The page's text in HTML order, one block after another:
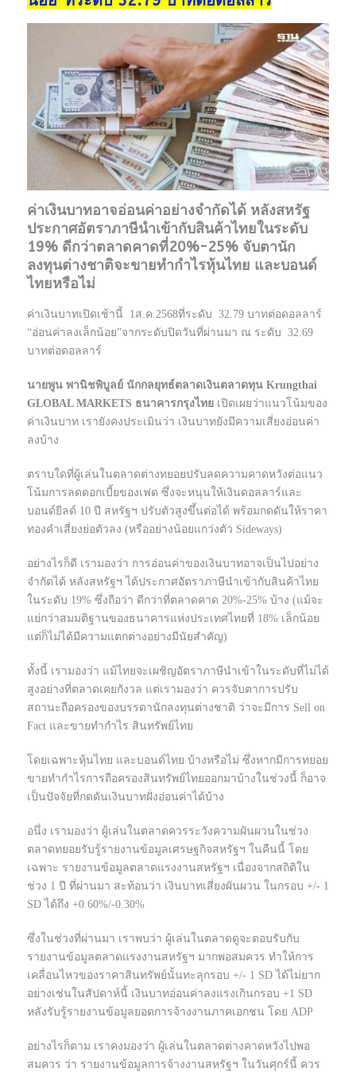
ค่าเงินบาทอาจอ่อนค่าอย่างจำกัดได้ หลังสหรัฐ
ประกาศอัตราภาษีนำเข้ากับสินค้าไทยในระดับ
19% ดีกว่าตลาดคาดที่20%-25% จับตานัก
ลงทุนต่างชาติจะขายทำกำไรหุ้นไทย และบอนด์
ไทยหรือไม่
ค่าเงินบาทเปิดเช้านี้ 1ส.ค.2568ที่ระดับ 32.79 บาทต่อดอลลาร์
“อ่อนค่าลงเล็กน้อย”จากระดับปิดวันที่ผ่านมา ณ ระดับ 32.69
บาทต่อดอลลาร์
นายพูน พานิชพิบูลย์ นักกลยุทธ์ตลาดเงินตลาดทุน Krungthai
GLOBAL MARKETS ธนาคารกรุงไทย เปิดเผยว่าแนวโน้มของ
ค่าเงินบาท เรายังคงประเมินว่า เงินบาทยังมีความเสี่ยงอ่อนค่า
ลงบ้าง
ตราบใดที่ผู้เล่นในตลาดต่างทยอยปรับลดความคาดหวังต่อแนว
โน้มการลดดอกเบี้ยของเฟด ซึ่งจะหนุนให้เงินดอลลาร์และ
บอนด์ยีลด์ 10 ปี สหรัฐฯ ปรับตัวสูงขึ้นต่อได้ พร้อมกดดันให้ราคา
ทองคำเสี่ยงย่อตัวลง (หรืออย่างน้อยแกว่งตัว Sideways)
อย่างไรก็ดี เรามองว่า การอ่อนค่าของเงินบาทอาจเป็นไปอย่าง
จำกัดได้ หลังสหรัฐฯ ได้ประกาศอัตราภาษีนำเข้ากับสินค้าไทย
ในระดับ 19% ซึ่งถือว่า ดีกว่าที่ตลาดคาด 20%-25% บ้าง (แม้จะ
แย่กว่าสมมติฐานของธนาคารแห่งประเทศไทยที่ 18% เล็กน้อย
แต่ก็ไม่ได้มีความแตกต่างอย่างมีนัยสำคัญ)
ทั้งนี้ เรามองว่า แม้ไทยจะเผชิญอัตราภาษีนำเข้าในระดับที่ไม่ได้
สูงอย่างที่ตลาดเคยกังวล แต่เรามองว่า ควรจับตาการปรับ
สถานะถือครองของบรรดานักลงทุนต่างชาติ ว่าจะมีการ Sell on
Fact และขายทำกำไร สินทรัพย์ไทย
โดยเฉพาะหุ้นไทย และบอนด์ไทย บ้างหรือไม่ ซึ่งหากมีการทยอย
ขายทำกำไรการถือครองสินทรัพย์ไทยออกมาบ้างในช่วงนี้ ก็อาจ
เป็นปัจจัยที่กดดันเงินบาทฝั่งอ่อนค่าได้บ้าง
อนึ่ง เรามองว่า ผู้เล่นในตลาดควรระวังความผันผวนในช่วง
ตลาดทยอยรับรู้รายงานข้อมูลเศรษฐกิจสหรัฐฯ ในคืนนี้ โดย
เฉพาะ รายงานข้อมูลตลาดแรงงานสหรัฐฯ เนื่องจากสถิติใน
ช่วง 1 ปี ที่ผ่านมา สะท้อนว่า เงินบาทเสี่ยงผันผวน ในกรอบ +/- 1
SD ได้ถึง +0.60%/-0.30%
ซึ่งในช่วงที่ผ่านมา เราพบว่า ผู้เล่นในตลาดดูจะตอบรับกับ
รายงานข้อมูลตลาดแรงงานสหรัฐฯ มากพอสมควร ทำให้การ
เคลื่อนไหวของราคาสินทรัพย์นั้นทะลุกรอบ +/- 1 SD ได้ไม่ยาก
อย่างเช่นในสัปดาห์นี้ เงินบาทอ่อนค่าลงแรงเกินกรอบ +1 SD
หลังรับรู้รายงานข้อมูลยอดการจ้างงานภาคเอกชน โดย ADP
อย่างไรก็ตาม เราคงมองว่า ผู้เล่นในตลาดต่างคาดหวังไปพอ
สมควร ว่า รายงานข้อมูลการจ้างงานสหรัฐฯ ในวันศุกร์นี้ ควร